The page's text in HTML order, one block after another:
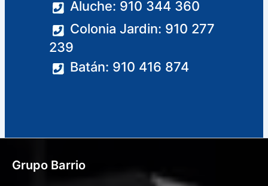
Aluche: 910 344 360
Colonia Jardin: 910 277
239
Batán: 910 416 874
Grupo Barrio